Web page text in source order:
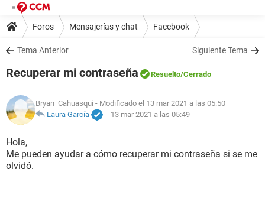
Foros Mensajerías y chat Facebook
Tema Anterior Siguiente Tema
Recuperar mi contraseña Resuelto/Cerrado
Bryan_Cahuasqui - Modificado el 13 mar 2021 a las 05:50
Laura García
- 13 mar 2021 a las 05:49
Hola,
Me pueden ayudar a cómo recuperar mi contraseña si se me
olvidó.